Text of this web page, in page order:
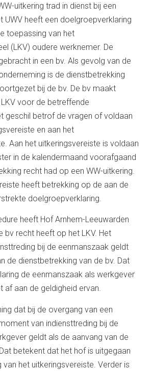
uitkering trad in dienst bij een
UWV heeft een doelgroepverklaring
toepassing van het
(LKV) oudere werknemer. De
in een bv. Als gevolg van de
is de dienstbetrekking
bij de bv. De bv maakt
voor de betreffende
geschil betrof de vragen of voldaan
en aan het
Aan het uitkeringsvereiste is voldaan
in de kalendermaand voorafgaand
recht had op een WW-uitkering.
heeft betrekking op de aan de
doelgroepverklaring.
heeft Hof Arnhem-Leeuwarden
bv recht heeft op het LKV. Het
bij de eenmanszaak geldt
de dienstbetrekking van de bv. Dat
de eenmanszaak als werkgever
af aan de geldigheid ervan.
dat bij de overgang van een
van indiensttreding bij de
geldt als de aanvang van de
betekent dat het hof is uitgegaan
van het uitkeringsvereiste. Verder is